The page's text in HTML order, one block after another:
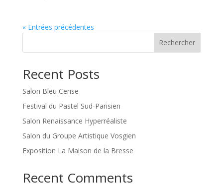
« Entrées précédentes
Rechercher
Recent Posts
Salon Bleu Cerise
Festival du Pastel Sud-Parisien
Salon Renaissance Hyperréaliste
Salon du Groupe Artistique Vosgien
Exposition La Maison de la Bresse
Recent Comments